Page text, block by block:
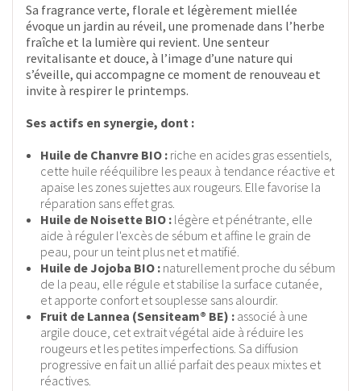
Sa fragrance verte, florale et légèrement miellée
évoque un jardin au réveil, une promenade dans l’herbe
fraîche et la lumière qui revient. Une senteur
revitalisante et douce, à l’image d’une nature qui
s’éveille, qui accompagne ce moment de renouveau et
invite à respirer le printemps.
Ses actifs en synergie, dont :
Huile de Chanvre BIO :riche en acides gras essentiels,
cette huile rééquilibre les peaux à tendance réactive et
apaise les zones sujettes aux rougeurs. Elle favorise la
réparation sans effet gras.
Huile de Noisette BIO :légère et pénétrante, elle
aide à réguler l'excès de sébum et affine le grain de
peau, pour un teint plus net et matifié.
Huile de Jojoba BIO :naturellement proche du sébum
de la peau, elle régule et stabilise la surface cutanée,
et apporte confort et souplesse sans alourdir.
Fruit de Lannea (Sensiteam® BE) :associé à une
argile douce, cet extrait végétal aide à réduire les
rougeurs et les petites imperfections. Sa diffusion
progressive en fait un allié parfait des peaux mixtes et
réactives.